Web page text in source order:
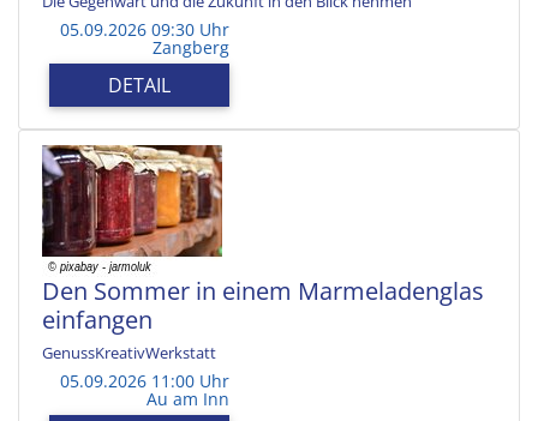
05.09.2026 09:30 Uhr
Zangberg
DETAIL
Den Sommer in einem Marmeladenglas
einfangen
GenussKreativWerkstatt
05.09.2026 11:00 Uhr
Au am Inn